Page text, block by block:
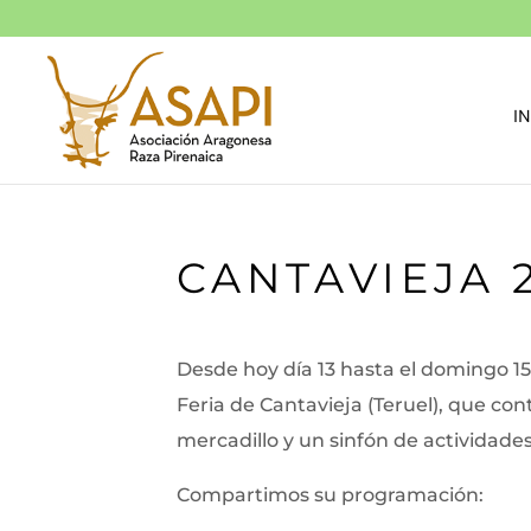
CANTAVIEJA
Desde hoy día 13 hasta el domingo
Feria de Cantavieja (Teruel), que
mercadillo y un sinfón de
Compartimos su programación: